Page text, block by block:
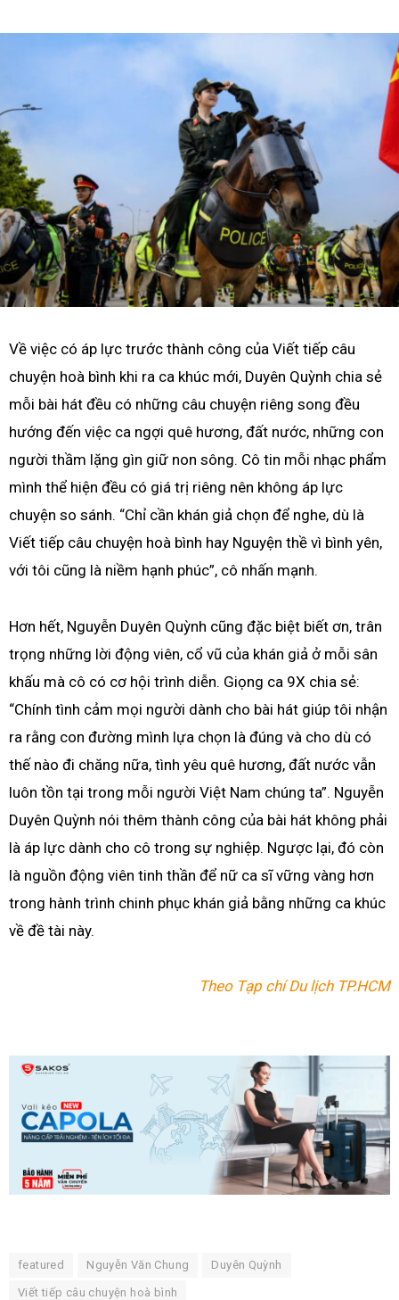
Về việc có áp lực trước thành công của Viết tiếp câu
chuyện hoà bình khi ra ca khúc mới, Duyên Quỳnh chia sẻ
mỗi bài hát đều có những câu chuyện riêng song đều
hướng đến việc ca ngợi quê hương, đất nước, những con
người thầm lặng gìn giữ non sông. Cô tin mỗi nhạc phẩm
mình thể hiện đều có giá trị riêng nên không áp lực
chuyện so sánh. “Chỉ cần khán giả chọn để nghe, dù là
Viết tiếp câu chuyện hoà bình hay Nguyện thề vì bình yên,
với tôi cũng là niềm hạnh phúc”, cô nhấn mạnh.
Hơn hết, Nguyễn Duyên Quỳnh cũng đặc biệt biết ơn, trân
trọng những lời động viên, cổ vũ của khán giả ở mỗi sân
khấu mà cô có cơ hội trình diễn. Giọng ca 9X chia sẻ:
“Chính tình cảm mọi người dành cho bài hát giúp tôi nhận
ra rằng con đường mình lựa chọn là đúng và cho dù có
thế nào đi chăng nữa, tình yêu quê hương, đất nước vẫn
luôn tồn tại trong mỗi người Việt Nam chúng ta”. Nguyễn
Duyên Quỳnh nói thêm thành công của bài hát không phải
là áp lực dành cho cô trong sự nghiệp. Ngược lại, đó còn
là nguồn động viên tinh thần để nữ ca sĩ vững vàng hơn
trong hành trình chinh phục khán giả bằng những ca khúc
về đề tài này.
Theo Tạp chí Du lịch TP.HCM
featured Nguyễn Văn Chung Duyên Quỳnh
Viết tiếp câu chuyện hoà bình